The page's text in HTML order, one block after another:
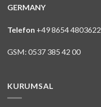
GERMANY
Telefon +49 8654 4803622
GSM: 0537 385 42 00
KURUMSAL